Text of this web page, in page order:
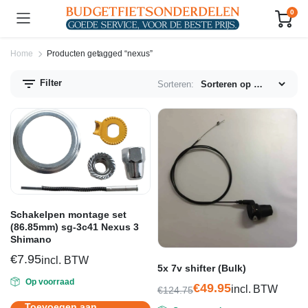
0
Home Producten getagged “nexus”
Filter Sorteren:
Schakelpen montage set
(86.85mm) sg-3c41 Nexus 3
Shimano
€7.95incl. BTW
Op voorraad
5x 7v shifter (Bulk)
€124.75€49.95incl. BTW